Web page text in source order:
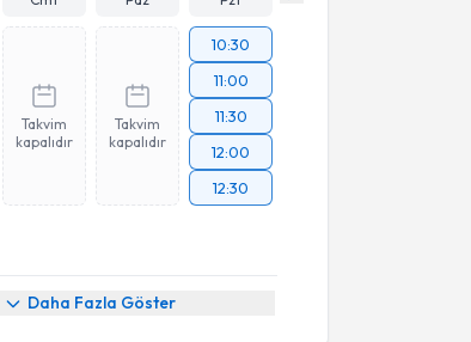
Takvim
kapalıdır
Takvim
kapalıdır
10:30
11:00
11:30
12:00
12:30
Daha Fazla Göster